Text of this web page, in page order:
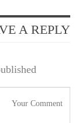
A REPLY